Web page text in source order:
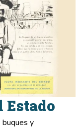
Estado
y